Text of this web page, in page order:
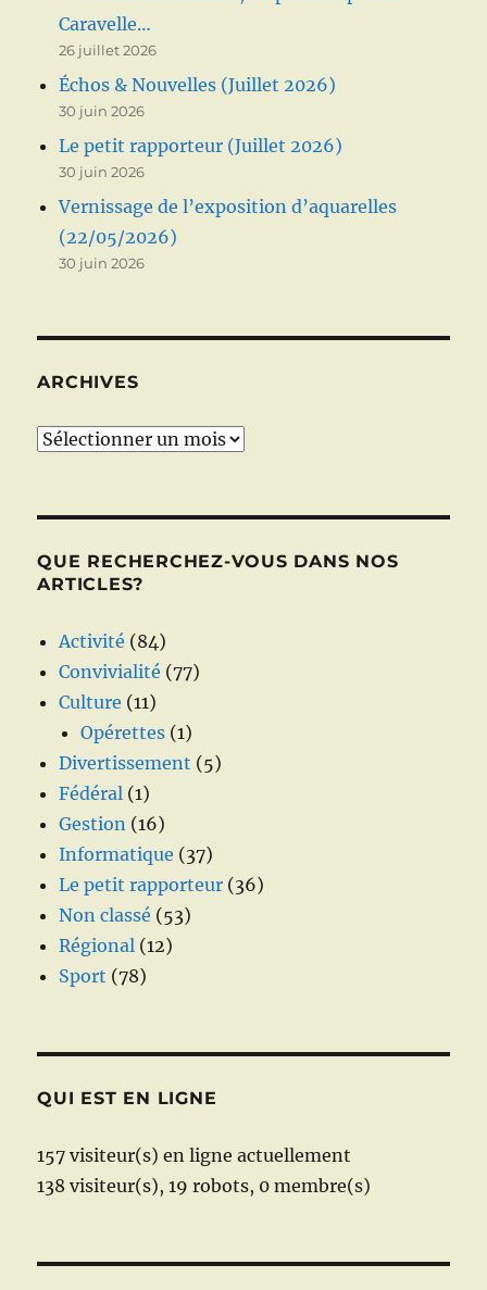
Caravelle…
26 juillet 2026
Échos & Nouvelles (Juillet 2026)
30 juin 2026
Le petit rapporteur (Juillet 2026)
30 juin 2026
Vernissage de l’exposition d’aquarelles
(22/05/2026)
30 juin 2026
ARCHIVES
Archives
QUE RECHERCHEZ-VOUS DANS NOS
ARTICLES?
Activité (84)
Convivialité (77)
Culture (11)
Opérettes (1)
Divertissement (5)
Fédéral (1)
Gestion (16)
Informatique (37)
Le petit rapporteur (36)
Non classé (53)
Régional (12)
Sport (78)
QUI EST EN LIGNE
157 visiteur(s) en ligne actuellement
138 visiteur(s), 19 robots, 0 membre(s)